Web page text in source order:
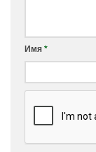
Имя *